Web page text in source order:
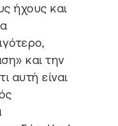
ήχους και
και την
αυτή είναι